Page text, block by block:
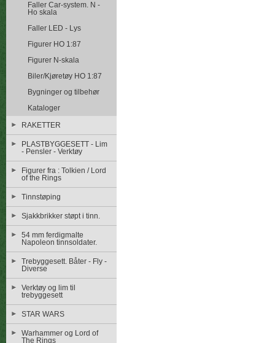
Faller Car-system. N -
Ho skala
Faller LED - Lys
Figurer HO 1:87
Figurer N-skala
Biler/Kjøretøy HO 1:87
Bygninger og tilbehør
Kataloger
RAKETTER
PLASTBYGGESETT - Lim
- Pensler - Verktøy
Figurer fra : Tolkien / Lord
of the Rings
Tinnstøping
Sjakkbrikker støpt i tinn.
54 mm ferdigmalte
Napoleon tinnsoldater.
Trebyggesett. Båter - Fly -
Diverse
Verktøy og lim til
trebyggesett
STAR WARS
Warhammer og Lord of
The Rings